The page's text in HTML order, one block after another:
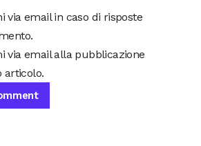
via email in caso di risposte
via email alla pubblicazione
articolo.